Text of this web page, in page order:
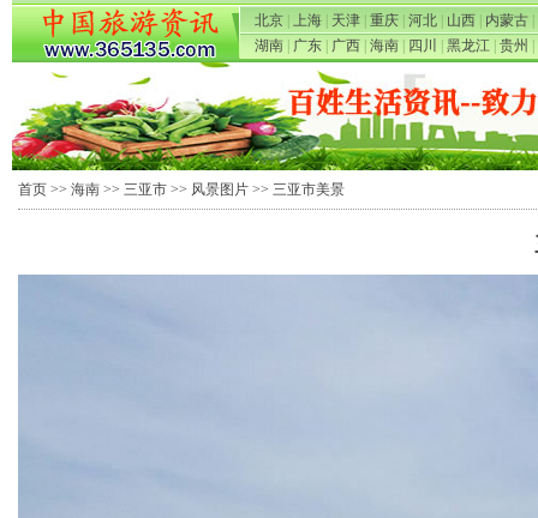
北京 上海 天津 重庆 河北 山西 内蒙古
湖南
广东 广西 海南 四川 黑龙江 贵州
首页 >> 海南 >> 三亚市 >> 风景图片 >> 三亚市美景